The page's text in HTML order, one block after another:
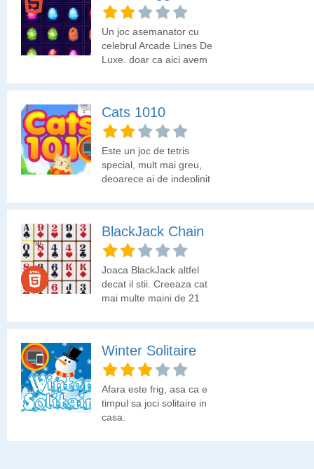
Un joc asemanator cu
celebrul Arcade Lines De
Luxe, doar ca aici avem
Cats 1010
Este un joc de tetris
special, mult mai greu,
deoarece ai de indeplinit
BlackJack Chain
Joaca BlackJack altfel
decat il stii. Creeaza cat
mai multe maini de 21
Winter Solitaire
Afara este frig, asa ca e
timpul sa joci solitaire in
casa.